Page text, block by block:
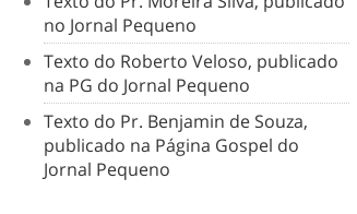
no Jornal Pequeno
Texto do Roberto Veloso, publicado
na PG do Jornal Pequeno
Texto do Pr. Benjamin de Souza,
publicado na Página Gospel do
Jornal Pequeno